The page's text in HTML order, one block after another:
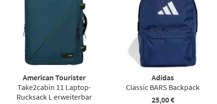
American Tourister
Take2cabin 11 Laptop-
Rucksack L erweiterbar
Adidas
Classic BARS Backpack
25,00 €